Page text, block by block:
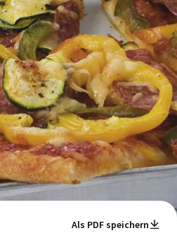
Als PDF speichern